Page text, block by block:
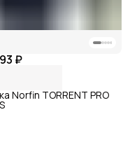
₽
Norfin TORRENT PRO